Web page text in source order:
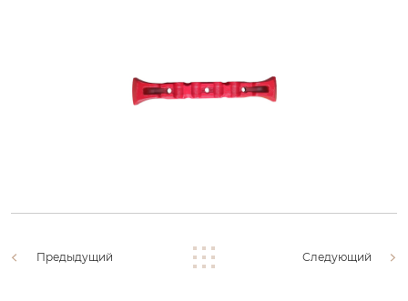
Предыдущий Следующий